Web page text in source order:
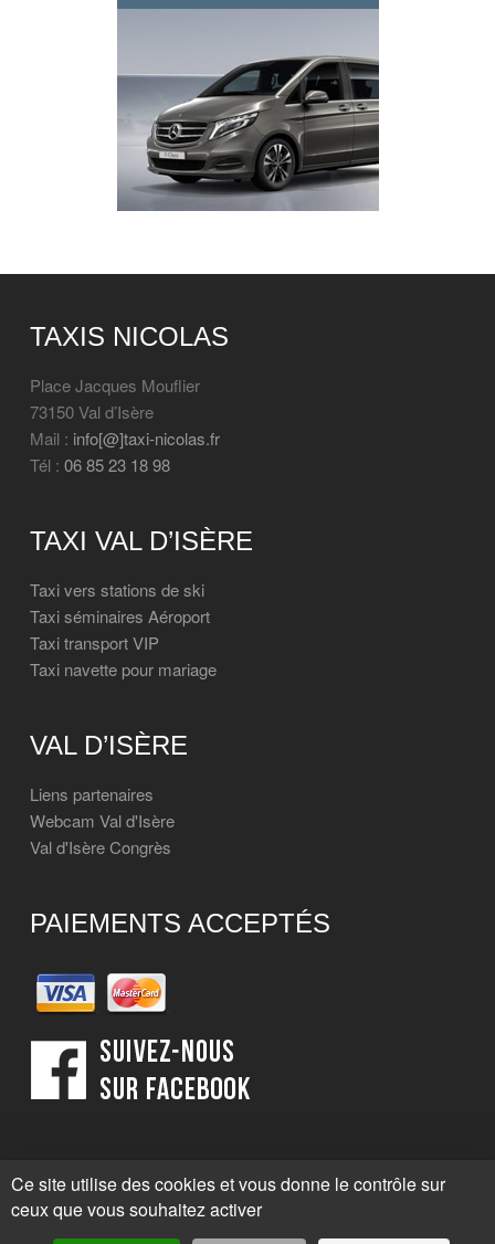
TAXIS NICOLAS
Place Jacques Mouflier
73150 Val d’Isère
Mail : info[@]taxi-nicolas.fr
Tél :06 85 23 18 98
TAXI VAL D’ISÈRE
Taxi vers stations de ski
Taxi séminaires Aéroport
Taxi transport VIP
Taxi navette pour mariage
VAL D’ISÈRE
Liens partenaires
Webcam Val d'Isère
Val d'Isère Congrès
PAIEMENTS ACCEPTÉS
© Taxi Nicolas Val d'Isère Savoie |
Ce site utilise des cookies et vous donne le contrôle sur
ceux que vous souhaitez activer